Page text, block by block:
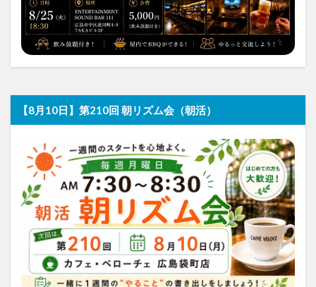
【8月10日】第210回 朝リズム会（朝活）